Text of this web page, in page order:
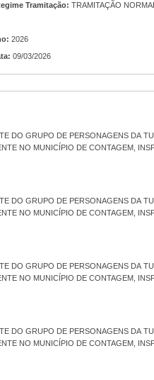
Tramitação: TRAMITAÇÃO NORMAL
2026
09/03/2026
DO GRUPO DE PERSONAGENS DA
NO MUNICÍPIO DE CONTAGEM,
DO GRUPO DE PERSONAGENS DA
NO MUNICÍPIO DE CONTAGEM,
DO GRUPO DE PERSONAGENS DA
NO MUNICÍPIO DE CONTAGEM,
DO GRUPO DE PERSONAGENS DA
NO MUNICÍPIO DE CONTAGEM,